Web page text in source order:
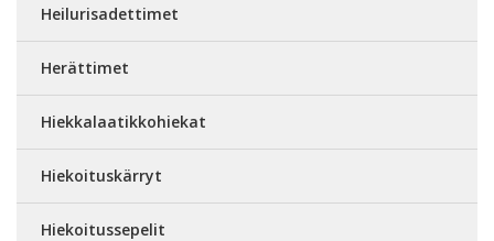
Heilurisadettimet
Herättimet
Hiekkalaatikkohiekat
Hiekoituskärryt
Hiekoitussepelit